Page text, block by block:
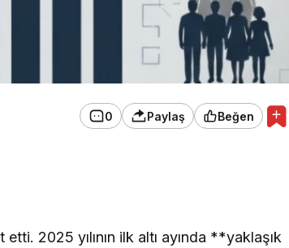
0 Paylaş Beğen
2025 yılının ilk altı ayında **yaklaşık